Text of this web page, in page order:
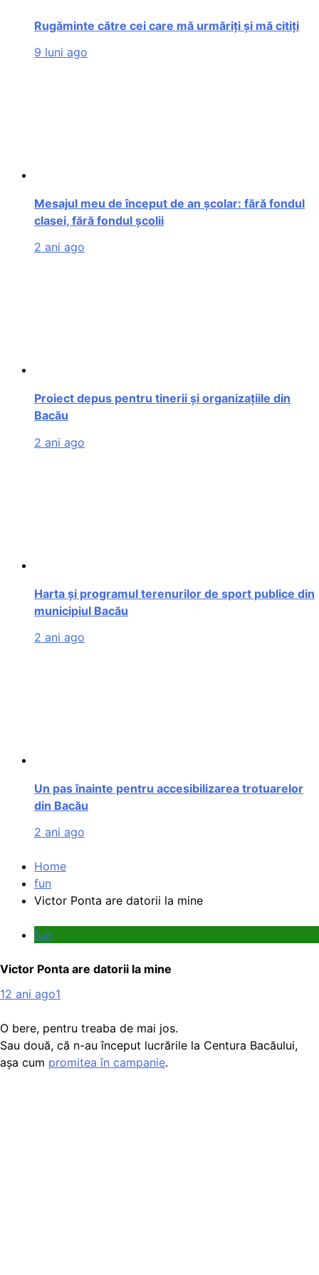
Rugăminte către cei care mă urmăriți și mă citiți
9 luni ago
Mesajul meu de început de an școlar: fără fondul
clasei, fără fondul școlii
2 ani ago
Proiect depus pentru tinerii și organizațiile din
Bacău
2 ani ago
Harta și programul terenurilor de sport publice din
municipiul Bacău
2 ani ago
Un pas înainte pentru accesibilizarea trotuarelor
din Bacău
2 ani ago
Home
fun
Victor Ponta are datorii la mine
fun
Victor Ponta are datorii la mine
12 ani ago1
O bere, pentru treaba de mai jos.
Sau două, că n-au început lucrările la Centura Bacăului,
așa cum promitea în campanie.